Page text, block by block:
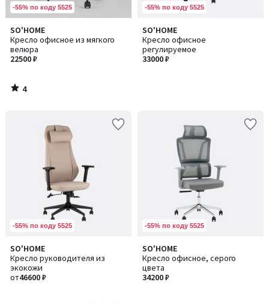
-55% по коду 5525
SO'HOME
Кресло офисное из мягкого
велюра
22500 ₽
4
/
5
4
/
-55% по коду 5525
SO'HOME
Кресло офисное
регулируемое
33000 ₽
-55% по коду 5525
SO'HOME
Кресло руководителя из
экокожи
от46600 ₽
Количество
цветов:
3
-55% по коду 5525
SO'HOME
Кресло офисное, серого
цвета
34200 ₽